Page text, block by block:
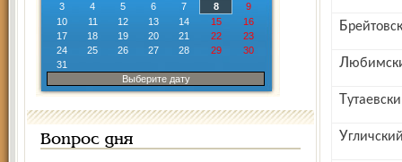
3
4 5 6 7 8
9
10
11 12 13 14 15
16
17
18 19 20 21 22
23
24
25 26 27 28 29
30
31
Выберите дату
Вопрос дня